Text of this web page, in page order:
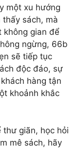
một xu hướng
sách, mà
không gian để
ngừng, 66b
sẽ tiếp tục
độc đáo, sự
hàng tận
khoảnh khắc
giãn, học hỏi
mê sách, hãy